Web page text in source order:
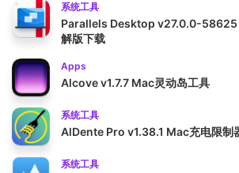
系统工具
Parallels Desktop v27.0.0-58625
解版下载
Apps
Alcove v1.7.7 Mac灵动岛工具
系统工具
AlDente Pro v1.38.1 Mac充电限制
系统工具